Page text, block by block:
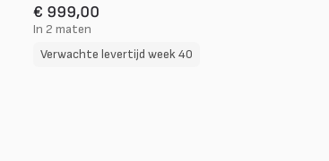
€ 999,00
In 2 maten
Verwachte levertijd week 40